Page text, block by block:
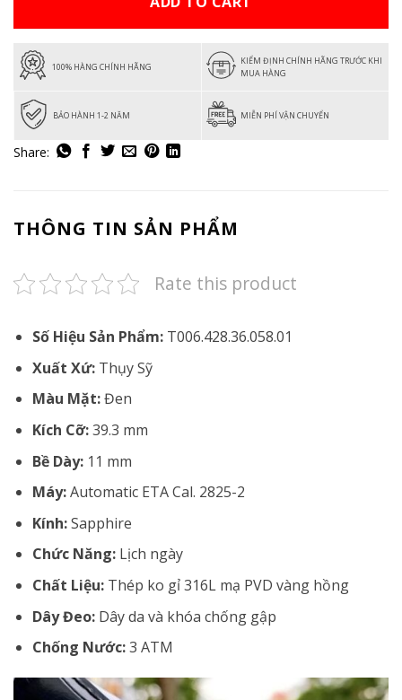
100% HÀNG CHÍNH HÃNG
KIỂM ĐỊNH CHÍNH HÃNG TRƯỚC KHI
MUA HÀNG
BẢO HÀNH 1-2 NĂM MIỄN PHÍ VẬN CHUYỂN
THÔNG TIN SẢN PHẨM
Rate this product
Số Hiệu Sản Phẩm:T006.428.36.058.01
Xuất Xứ:Thụy Sỹ
Màu Mặt:Đen
Kích Cỡ:39.3 mm
Bề Dày:11 mm
Máy:Automatic ETA Cal. 2825-2
Kính:Sapphire
Chức Năng:Lịch ngày
Chất Liệu: Thép ko gỉ 316L mạ PVD vàng hồng
Dây Đeo:Dây da và khóa chống gập
Chống Nước:3 ATM